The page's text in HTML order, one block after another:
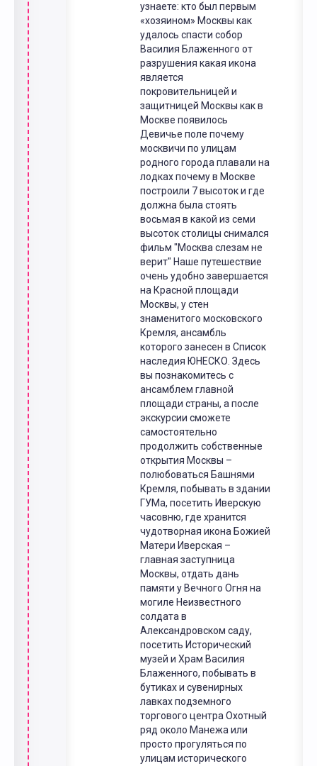
узнаете: кто был первым
«хозяином» Москвы как
удалось спасти собор
Василия Блаженного от
разрушения какая икона
является
покровительницей и
защитницей Москвы как в
Москве появилось
Девичье поле почему
москвичи по улицам
родного города плавали на
лодках почему в Москве
построили 7 высоток и где
должна была стоять
восьмая в какой из семи
высоток столицы снимался
фильм "Москва слезам не
верит" Наше путешествие
очень удобно завершается
на Красной площади
Москвы, у стен
знаменитого московского
Кремля, ансамбль
которого занесен в Список
наследия ЮНЕСКО. Здесь
вы познакомитесь с
ансамблем главной
площади страны, а после
экскурсии сможете
самостоятельно
продолжить собственные
открытия Москвы –
полюбоваться Башнями
Кремля, побывать в здании
ГУМа, посетить Иверскую
часовню, где хранится
чудотворная икона Божией
Матери Иверская –
главная заступница
Москвы, отдать дань
памяти у Вечного Огня на
могиле Неизвестного
солдата в
Александровском саду,
посетить Исторический
музей и Храм Василия
Блаженного, побывать в
бутиках и сувенирных
лавках подземного
торгового центра Охотный
ряд около Манежа или
просто прогуляться по
улицам исторического